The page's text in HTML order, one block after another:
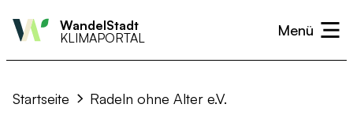
WandelStadt
KLIMAPORTAL
Startseite Radeln ohne Alter e.V.